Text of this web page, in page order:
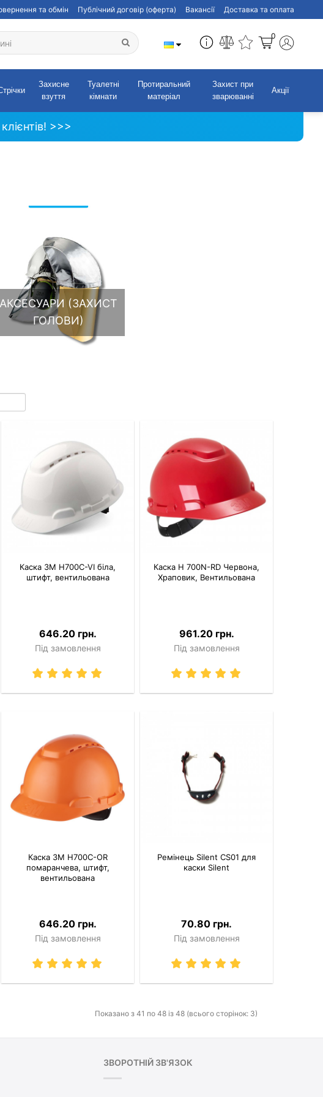
та обмін Публічний договір (оферта) Вакансії Доставка та оплата
0
Захисне
взуття
Туалетні
кімнати
Протиральний
матеріал
Захист при
зварюванні
Акції
>>>
АКСЕСУАРИ (ЗАХИСТ
ГОЛОВИ)
Каска 3M H700C-VI біла,
штифт, вентильована
646.20 грн.
Під замовлення
Каска H 700N-RD Червона,
Храповик, Вентильована
961.20 грн.
Під замовлення
Каска 3M H700C-OR
помаранчева, штифт,
вентильована
646.20 грн.
Під замовлення
Ремінець Silent CS01 для
каски Silent
70.80 грн.
Під замовлення
Показано з 41 по 48 із 48 (всього сторінок: 3)
ЗВОРОТНІЙ ЗВ'ЯЗОК